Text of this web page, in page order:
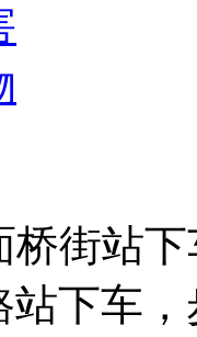
桥街站
站下车